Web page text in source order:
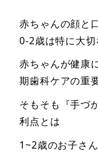
赤ちゃんの顔と
0-2歳は特に大
赤ちゃんが健康
期歯科ケアの重
そもそも『手づ
利点とは
1~2歳のお子さ